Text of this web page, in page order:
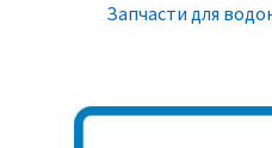
Запчасти для